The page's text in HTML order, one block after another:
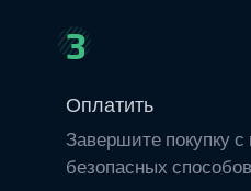
3
Оплатить
Завершите покупку
безопасных